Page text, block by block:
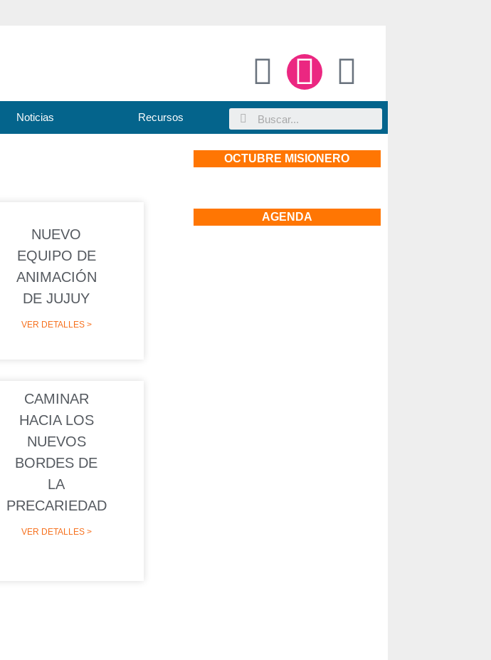
Noticias Recursos
NUEVO
EQUIPO DE
ANIMACIÓN
DE JUJUY
VER DETALLES >
CAMINAR
HACIA LOS
NUEVOS
BORDES DE
LA
PRECARIEDAD
VER DETALLES >
OCTUBRE MISIONERO
AGENDA